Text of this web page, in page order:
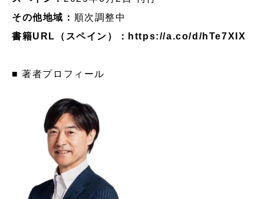
その他地域： 順次調整中
書籍URL（スペイン）： https://a.co/d/hTe7XIX
■ 著者プロフィール